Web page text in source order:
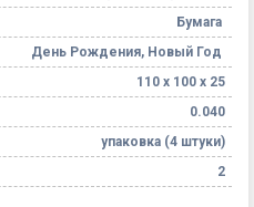
Бумага
День Рождения, Новый Год
110 х 100 х 25
0.040
упаковка (4 штуки)
2